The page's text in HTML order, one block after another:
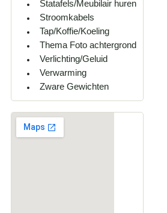
Statafels/Meubilair huren
Stroomkabels
Tap/Koffie/Koeling
Thema Foto achtergrond
Verlichting/Geluid
Verwarming
Zware Gewichten